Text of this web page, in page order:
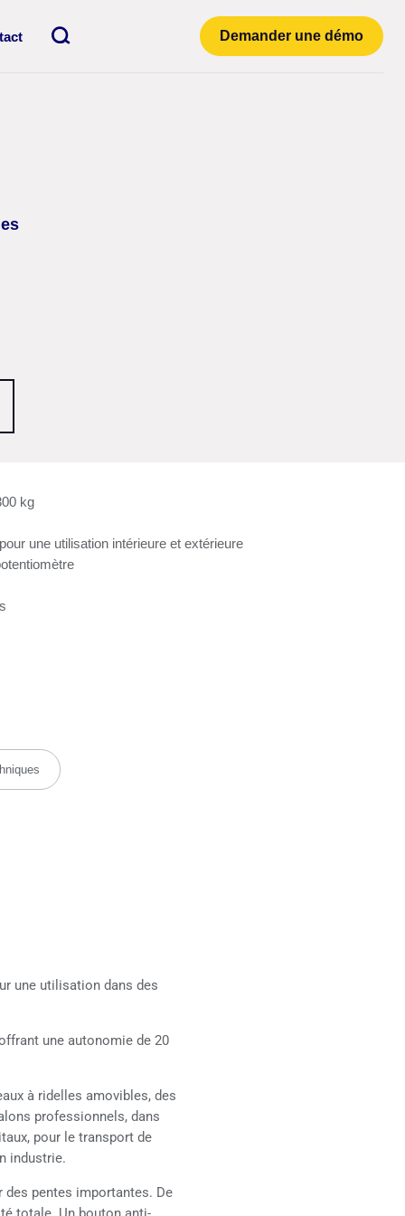
Recherche Demander une démo
kg
une utilisation intérieure et extérieure
une utilisation dans des
une autonomie de 20
à ridelles amovibles, des
professionnels, dans
pour le transport de
industrie.
pentes importantes. De